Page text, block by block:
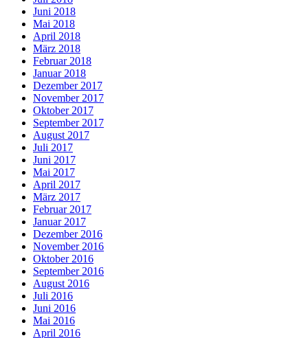
Juni 2018
Mai 2018
April 2018
März 2018
Februar 2018
Januar 2018
Dezember 2017
November 2017
Oktober 2017
September 2017
August 2017
Juli 2017
Juni 2017
Mai 2017
April 2017
März 2017
Februar 2017
Januar 2017
Dezember 2016
November 2016
Oktober 2016
September 2016
August 2016
Juli 2016
Juni 2016
Mai 2016
April 2016